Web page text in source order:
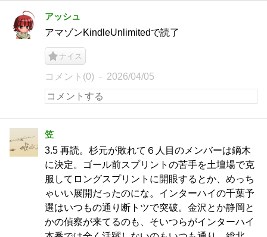
アッシュ
アマゾンKindleUnlimitedで読了
ナイス
コメント(0) 2026/04/05
笠
3.5 再読。杉元が敗れて６人目のメンバーは鏑木
に決定。ゴール前スプリントの苦手を土壇場で克
服してロングスプリントに開眼するとか、めっち
ゃいい展開だったのにな。インターハイの千葉予
選はいつもの通り断トツで突破。金沢とか静岡と
かの偵察が来てるのも、そいつらがインターハイ